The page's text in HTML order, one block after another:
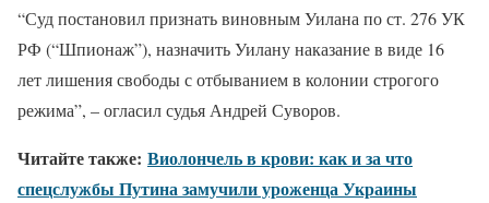
“Суд постановил признать виновным Уилана по ст. 276 УК
РФ (“Шпионаж”), назначить Уилану наказание в виде 16
лет лишения свободы с отбыванием в колонии строгого
режима”, – огласил судья Андрей Суворов.
Читайте также: Виолончель в крови: как и за что
спецслужбы Путина замучили уроженца Украины